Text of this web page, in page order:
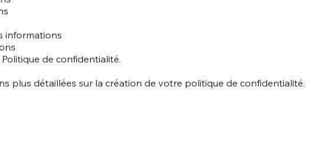
informations
de confidentialité.
plus détaillées sur la création de votre politique de confidentialité.